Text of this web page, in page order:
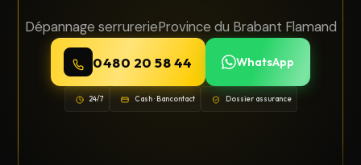
Dépannage serrurerieProvince du Brabant Flamand
0480 20 58 44 WhatsApp
24/7 Cash · Bancontact Dossier assurance